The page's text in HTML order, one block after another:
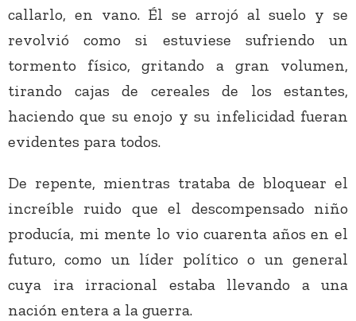
callarlo, en vano. Él se arrojó al suelo y se
revolvió como si estuviese sufriendo un
tormento físico, gritando a gran volumen,
tirando cajas de cereales de los estantes,
haciendo que su enojo y su infelicidad fueran
evidentes para todos.
De repente, mientras trataba de bloquear el
increíble ruido que el descompensado niño
producía, mi mente lo vio cuarenta años en el
futuro, como un líder político o un general
cuya ira irracional estaba llevando a una
nación entera a la guerra.